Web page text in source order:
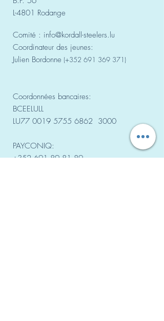
L-4801 Rodange
Comité : info@kordall-steelers.lu
Coordinateur des jeunes:
Julien Bordonne (+352 691 369 371)
Coordonnées bancaires:
BCEELULL
LU77 0019 5755 6862 3000
PAYCONIQ:
+352 691 89 81 89